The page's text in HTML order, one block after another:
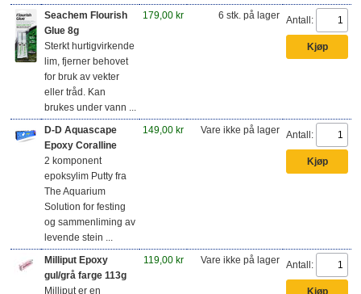
Seachem Flourish
Glue 8g
Sterkt hurtigvirkende
lim, fjerner behovet
for bruk av vekter
eller tråd. Kan
brukes under vann ...
179,00 kr 6 stk. på lager Antall:
D-D Aquascape
Epoxy Coralline
2 komponent
epoksylim Putty fra
The Aquarium
Solution for festing
og sammenliming av
levende stein ...
149,00 kr Vare ikke på lager Antall:
Milliput Epoxy
gul/grå farge 113g
Milliput er en
119,00 kr Vare ikke på lager Antall: